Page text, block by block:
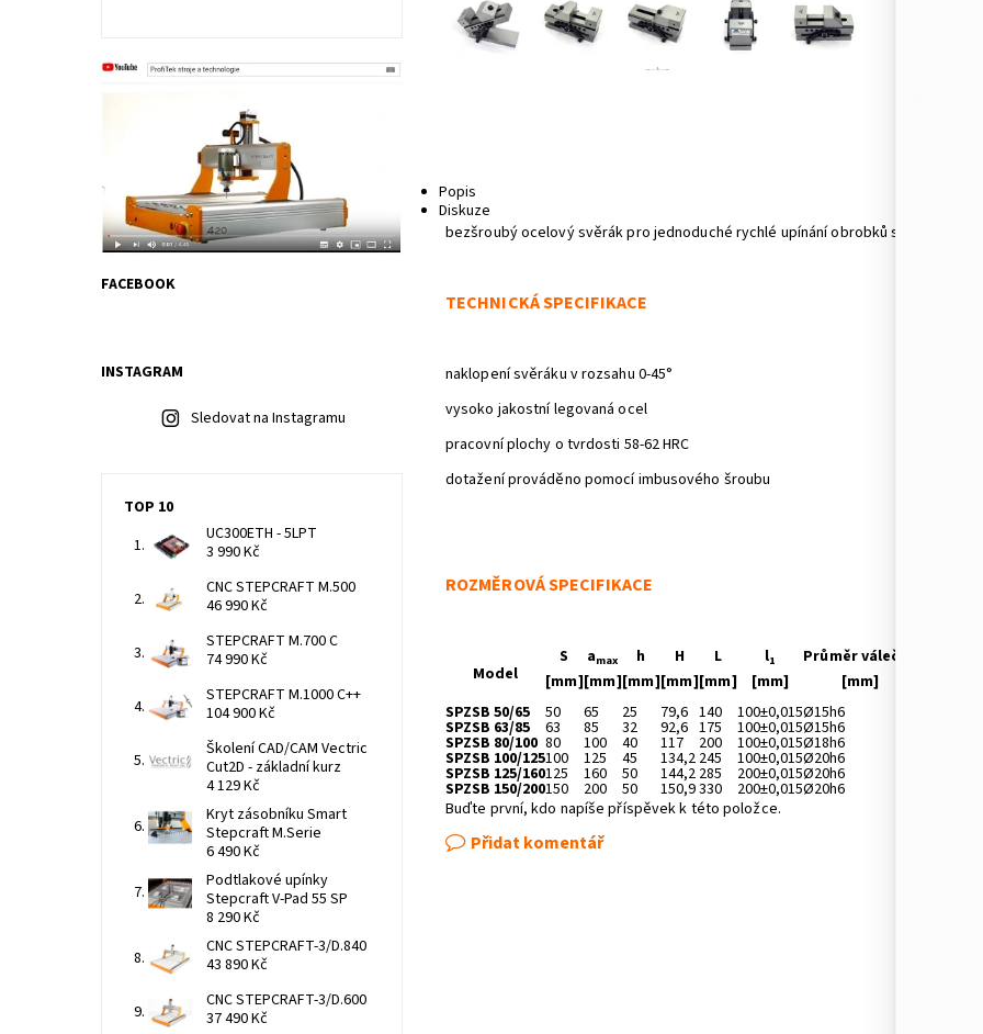
Popis
Diskuze
bezšroubý ocelový svěrák pro jednoduché rychlé upínání obrobků s možností
TECHNICKÁ SPECIFIKACE
naklopení svěráku v rozsahu 0-45°
vysoko jakostní legovaná ocel
pracovní plochy o tvrdosti 58-62 HRC
dotažení prováděno pomocí imbusového šroubu
ROZMĚROVÁ SPECIFIKACE
Model
S
[mm]
amax
[mm]
h
[mm]
H
[mm]
L
[mm]
l1
[mm]
Průměr válečků
[mm]
SPZSB 50/65
50 65 25 79,6 140 100±0,015Ø15h6
SPZSB 63/85 63 85 32 92,6 175 100±0,015Ø15h6
SPZSB 80/100 80 100 40 117 200 100±0,015Ø18h6
SPZSB 100/125100 125 45 134,2 245 100±0,015Ø20h6
SPZSB 125/160125 160 50 144,2 285 200±0,015Ø20h6
SPZSB 150/200150 200 50 150,9330 200±0,015Ø20h6
Buďte první, kdo napíše příspěvek k této položce.
Přidat komentář
FACEBOOK
INSTAGRAM
Sledovat na Instagramu
TOP 10
UC300ETH - 5LPT
3 990 Kč
CNC STEPCRAFT M.500
46 990 Kč
STEPCRAFT M.700 C
74 990 Kč
STEPCRAFT M.1000 C++
104 900 Kč
Školení CAD/CAM Vectric
Cut2D - základní kurz
4 129 Kč
Kryt zásobníku Smart
Stepcraft M.Serie
6 490 Kč
Podtlakové upínky
Stepcraft V-Pad 55 SP
8 290 Kč
CNC STEPCRAFT-3/D.840
43 890 Kč
CNC STEPCRAFT-3/D.600
37 490 Kč